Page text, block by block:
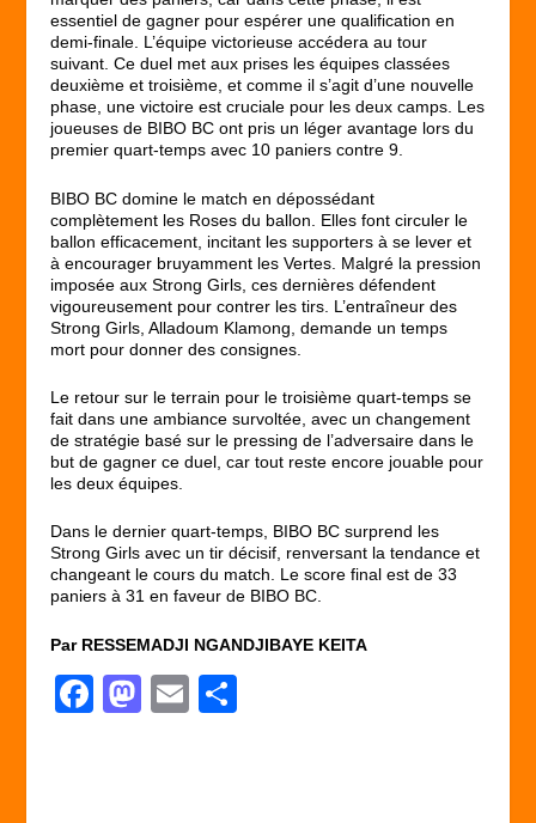
essentiel de gagner pour espérer une qualification en
demi-finale. L’équipe victorieuse accédera au tour
suivant. Ce duel met aux prises les équipes classées
deuxième et troisième, et comme il s’agit d’une nouvelle
phase, une victoire est cruciale pour les deux camps. Les
joueuses de BIBO BC ont pris un léger avantage lors du
premier quart-temps avec 10 paniers contre 9.
BIBO BC domine le match en dépossédant
complètement les Roses du ballon. Elles font circuler le
ballon efficacement, incitant les supporters à se lever et
à encourager bruyamment les Vertes. Malgré la pression
imposée aux Strong Girls, ces dernières défendent
vigoureusement pour contrer les tirs. L’entraîneur des
Strong Girls, Alladoum Klamong, demande un temps
mort pour donner des consignes.
Le retour sur le terrain pour le troisième quart-temps se
fait dans une ambiance survoltée, avec un changement
de stratégie basé sur le pressing de l’adversaire dans le
but de gagner ce duel, car tout reste encore jouable pour
les deux équipes.
Dans le dernier quart-temps, BIBO BC surprend les
Strong Girls avec un tir décisif, renversant la tendance et
changeant le cours du match. Le score final est de 33
paniers à 31 en faveur de BIBO BC.
Par RESSEMADJI NGANDJIBAYE KEITA
F
M
E